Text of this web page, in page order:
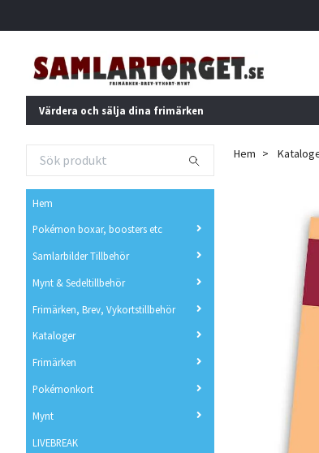
Värdera och sälja dina frimärken
Hem
Pokémon boxar, boosters etc
Samlarbilder Tillbehör
Mynt & Sedeltillbehör
Frimärken, Brev, Vykortstillbehör
Kataloger
Frimärken
Pokémonkort
Mynt
LIVEBREAK
Hem